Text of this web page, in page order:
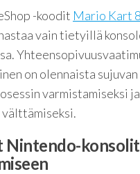
-koodit Mario Kart
vain tietyillä
on olennaista sujuvan
varmistamiseksi
Nintendo-